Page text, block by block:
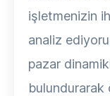
işletmenizin
analiz
pazar